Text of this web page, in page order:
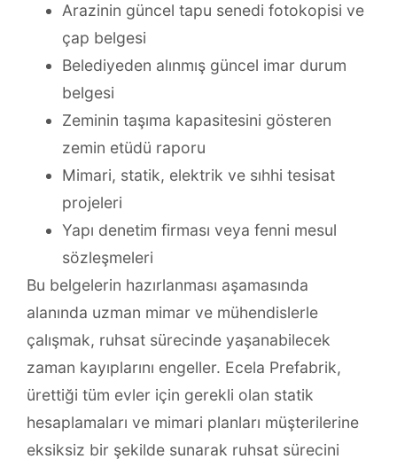
Arazinin güncel tapu senedi fotokopisi ve
çap belgesi
Belediyeden alınmış güncel imar durum
belgesi
Zeminin taşıma kapasitesini gösteren
zemin etüdü raporu
Mimari, statik, elektrik ve sıhhi tesisat
projeleri
Yapı denetim firması veya fenni mesul
sözleşmeleri
Bu belgelerin hazırlanması aşamasında
alanında uzman mimar ve mühendislerle
çalışmak, ruhsat sürecinde yaşanabilecek
zaman kayıplarını engeller. Ecela Prefabrik,
ürettiği tüm evler için gerekli olan statik
hesaplamaları ve mimari planları müşterilerine
eksiksiz bir şekilde sunarak ruhsat sürecini